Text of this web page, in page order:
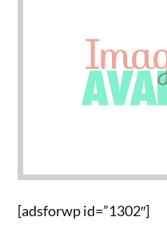
[adsforwp id=”1302″]